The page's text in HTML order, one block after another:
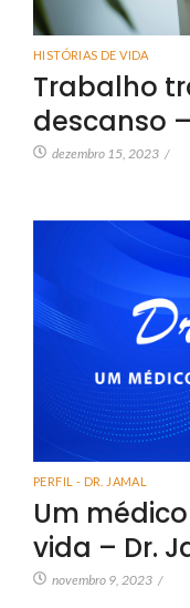
HISTÓRIAS DE VIDA
Trabalho
descanso
dezembro 15, 2023 /
PERFIL - DR. JAMAL
Um
vida – Dr.
novembro 9, 2023 /